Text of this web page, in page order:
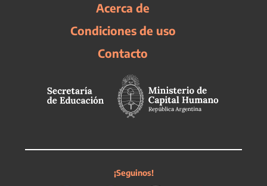
Acerca de
Condiciones de uso
Contacto
¡Seguinos!